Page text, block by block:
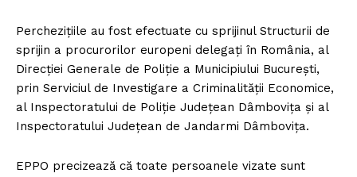
Perchezițiile au fost efectuate cu sprijinul Structurii de
sprijin a procurorilor europeni delegați în România, al
Direcției Generale de Poliție a Municipiului București,
prin Serviciul de Investigare a Criminalității Economice,
al Inspectoratului de Poliție Județean Dâmbovița și al
Inspectoratului Județean de Jandarmi Dâmbovița.
EPPO precizează că toate persoanele vizate sunt